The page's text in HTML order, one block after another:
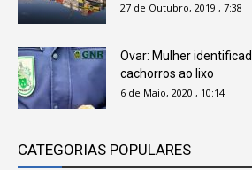
27 de Outubro, 2019 , 7:38
Ovar: Mulher
cachorros ao lixo
6 de Maio, 2020 , 10:14
CATEGORIAS POPULARES